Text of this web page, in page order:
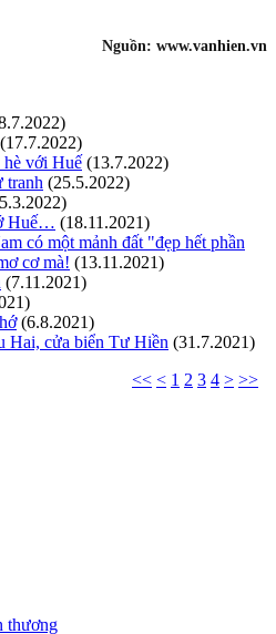
Nguồn: www.vanhien.vn
(17.7.2022)
hè với Huế (13.7.2022)
tranh (25.5.2022)
Huế… (18.11.2021)
có một mảnh đất "đẹp hết phần
cơ mà! (13.11.2021)
(7.11.2021)
(6.8.2021)
Hai, cửa biển Tư Hiền (31.7.2021)
<< < 1 2 3 4 > >>